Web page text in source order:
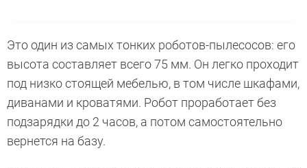
Это один из самых тонких роботов-пылесосов: его
высота составляет всего 75 мм. Он легко проходит
под низко стоящей мебелью, в том числе шкафами,
диванами и кроватями. Робот проработает без
подзарядки до 2 часов, а потом самостоятельно
вернется на базу.